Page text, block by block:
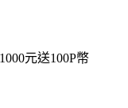
元送100P幣